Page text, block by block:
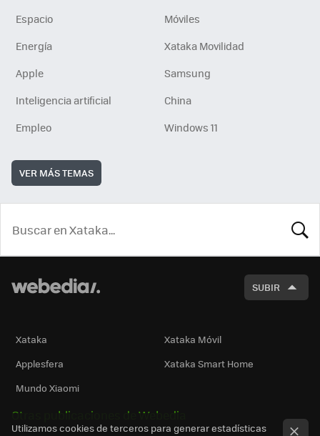
Espacio
Móviles
Energía
Xataka Movilidad
Apple
Samsung
Inteligencia artificial
China
Empleo
Windows 11
VER MÁS TEMAS
SUBIR
Xataka
Xataka Móvil
Applesfera
Xataka Smart Home
Mundo Xiaomi
Otras publicaciones de Webedia
Utilizamos cookies de terceros para generar estadísticas